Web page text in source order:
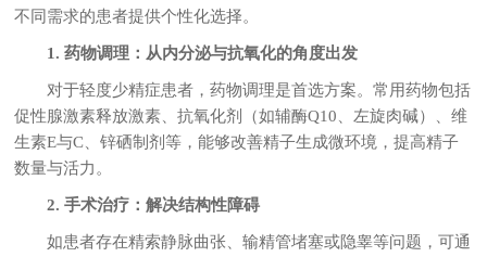
不同需求的患者提供个性化选择。
1. 药物调理：从内分泌与抗氧化的角度出发
对于轻度少精症患者，药物调理是首选方案。常用药物包括
促性腺激素释放激素、抗氧化剂（如辅酶Q10、左旋肉碱）、维
生素E与C、锌硒制剂等，能够改善精子生成微环境，提高精子
数量与活力。
2. 手术治疗：解决结构性障碍
如患者存在精索静脉曲张、输精管堵塞或隐睾等问题，可通